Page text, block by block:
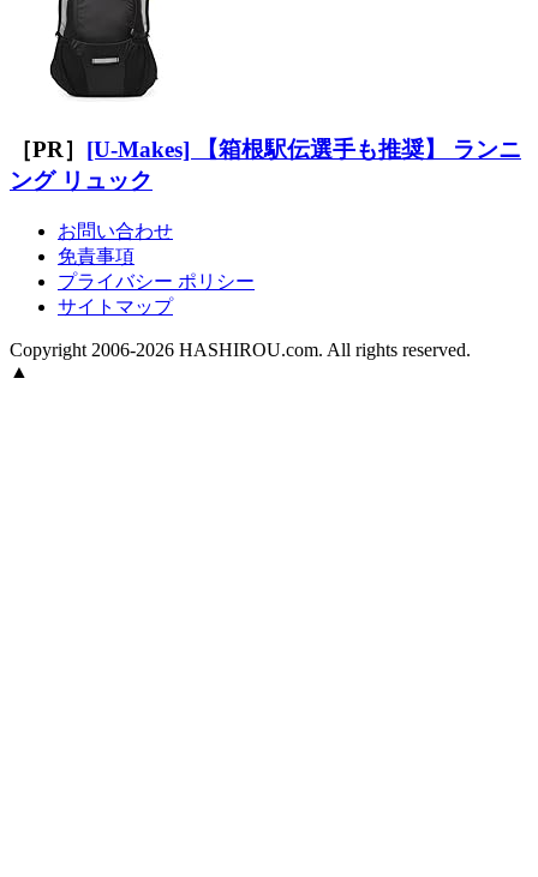
［PR］ [U-Makes] 【箱根駅伝選手も推奨】 ランニ
ング リュック
お問い合わせ
免責事項
プライバシー ポリシー
サイトマップ
Copyright 2006-2026 HASHIROU.com. All rights reserved.
▲